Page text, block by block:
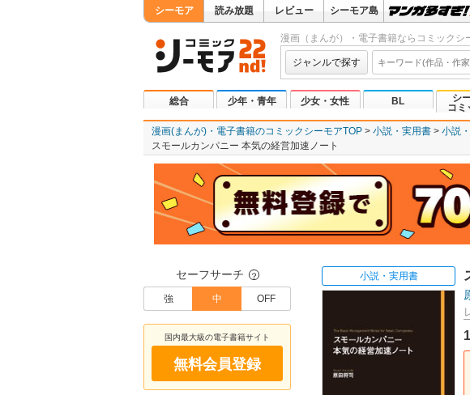
シーモア 読み放題 レビュー シーモア島
漫画（まんが）・電子書籍ならコミックシ
ジャンルで探す
総合 少年・青年 少女・女性 BL
シ
コミ
漫画(まんが)・電子書籍のコミックシーモアTOP 小説・実用書 小説
スモールカンパニー 本気の経営加速ノート
セーフサーチ ？
強 中 OFF
国内最大級の電子書籍サイト
無料会員登録
小説・実用書